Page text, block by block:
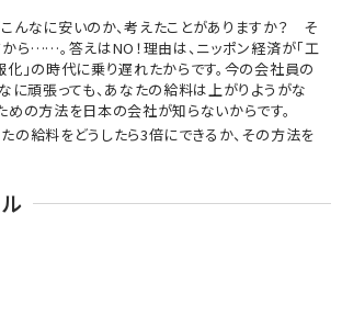
んなに安いのか、考えたことがありますか？ そ
ら……。答えはNO！理由は、ニッポン経済が「工
化」の時代に乗り遅れたからです。今の会社員の
なに頑張っても、あなたの給料は上がりようがな
めの方法を日本の会社が知らないからです。
の給料をどうしたら3倍にできるか、その方法を